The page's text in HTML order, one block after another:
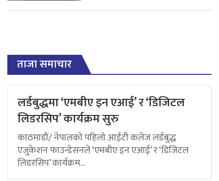
ताजा समाचार
लर्डबुद्धमा ‘एमबीए इन एआई’ र ‘डिजिटल
लिडरसिप’ कार्यक्रम सुरु
काठमाडौं/ नेपालको पहिलो आईटी कलेज लर्डबुद्ध
एजुकेशन फाउन्डेसनले ‘एमबीए इन एआई’ र ‘डिजिटल
लिडरसिप’ कार्यक्रम...